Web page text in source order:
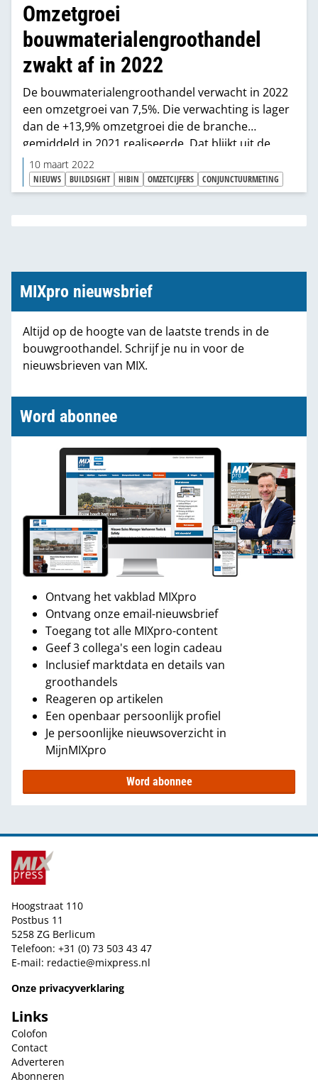
Omzetgroei
bouwmaterialengroothandel
zwakt af in 2022
De bouwmaterialengroothandel verwacht in 2022
een omzetgroei van 7,5%. Die verwachting is lager
dan de +13,9% omzetgroei die de branche
gemiddeld in 2021 realiseerde. Dat blijkt uit de
conjunctuurmeting voorjaar 2022 van Koninklijke
Hibin, netwerk van de bouwtoelevering.
10 maart 2022
NIEUWS BUILDSIGHT HIBIN OMZETCIJFERS CONJUNCTUURMETING
MIXpro nieuwsbrief
Altijd op de hoogte van de laatste trends in de
bouwgroothandel. Schrijf je nu in voor de
nieuwsbrieven van MIX.
Word abonnee
Ontvang het vakblad MIXpro
Ontvang onze email-nieuwsbrief
Toegang tot alle MIXpro-content
Geef 3 collega's een login cadeau
Inclusief marktdata en details van
groothandels
Reageren op artikelen
Een openbaar persoonlijk profiel
Je persoonlijke nieuwsoverzicht in
MijnMIXpro
Word abonnee
Hoogstraat 110
Postbus 11
5258 ZG Berlicum
Telefoon: +31 (0) 73 503 43 47
E-mail: redactie@mixpress.nl
Onze privacyverklaring
Links
Colofon
Contact
Adverteren
Abonneren